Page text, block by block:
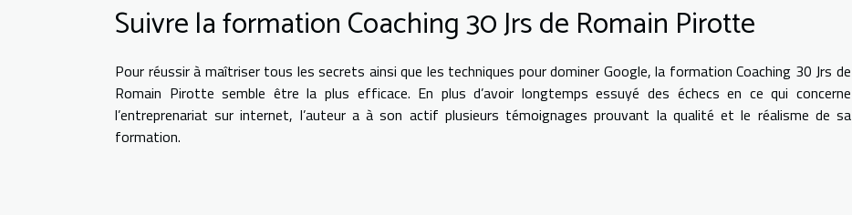
Suivre la formation Coaching 30 Jrs de Romain Pirotte
Pour réussir à maîtriser tous les secrets ainsi que les techniques pour dominer Google, la formation Coaching 30 Jrs de
Romain Pirotte semble être la plus efficace. En plus d’avoir longtemps essuyé des échecs en ce qui concerne
l’entreprenariat sur internet, l’auteur a à son actif plusieurs témoignages prouvant la qualité et le réalisme de sa
formation.